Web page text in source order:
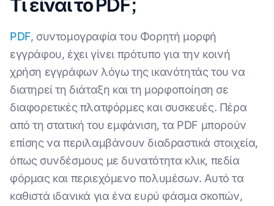
PDF, συντομογραφία του Φορητή μορφή
εγγράφου, έχει γίνει πρότυπο για την κοινή
χρήση εγγράφων λόγω της ικανότητάς του να
διατηρεί τη διάταξη και τη μορφοποίηση σε
διαφορετικές πλατφόρμες και συσκευές. Πέρα
από τη στατική του εμφάνιση, τα PDF μπορούν
επίσης να περιλαμβάνουν διαδραστικά στοιχεία,
όπως συνδέσμους με δυνατότητα κλικ, πεδία
φόρμας και περιεχόμενο πολυμέσων. Αυτό τα
καθιστά ιδανικά για ένα ευρύ φάσμα σκοπών,